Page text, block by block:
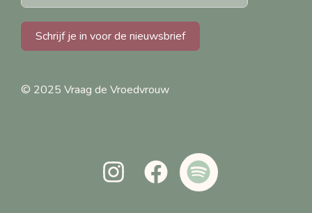
Schrijf je in voor de nieuwsbrief
© 2025 Vraag de Vroedvrouw